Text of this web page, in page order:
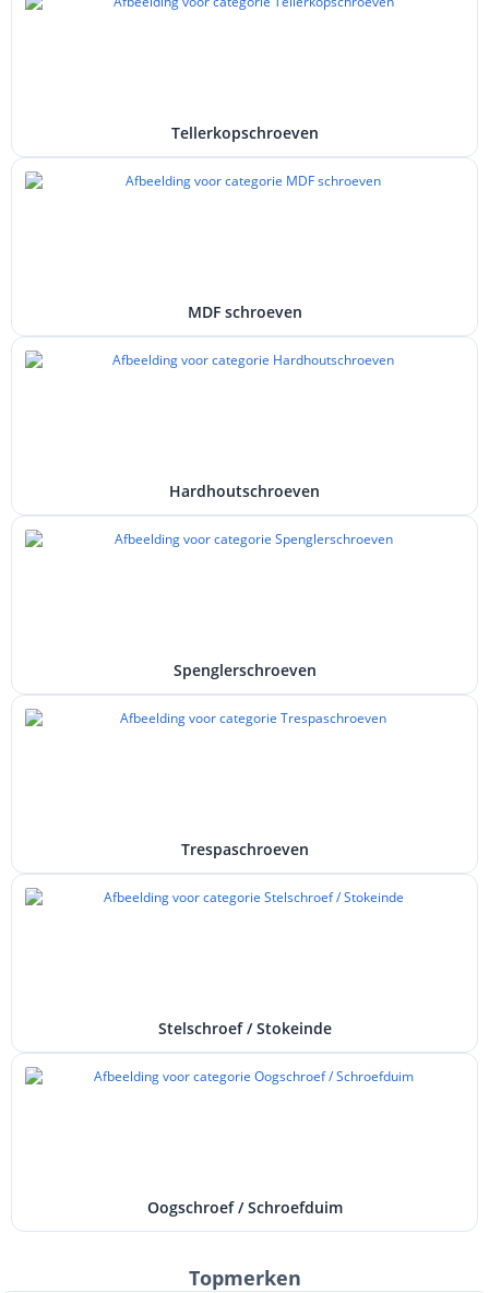
Tellerkopschroeven
MDF schroeven
Hardhoutschroeven
Spenglerschroeven
Trespaschroeven
Stelschroef / Stokeinde
Oogschroef / Schroefduim
Topmerken